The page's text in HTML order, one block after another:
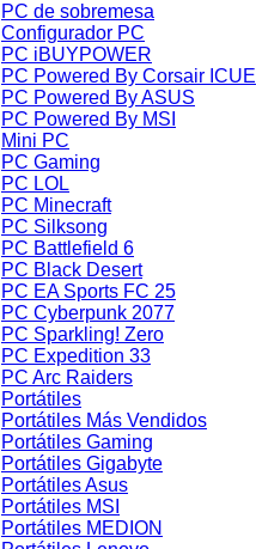
PC de sobremesa
Configurador PC
PC iBUYPOWER
PC Powered By Corsair ICUE
PC Powered By ASUS
PC Powered By MSI
Mini PC
PC Gaming
PC LOL
PC Minecraft
PC Silksong
PC Battlefield 6
PC Black Desert
PC EA Sports FC 25
PC Cyberpunk 2077
PC Sparkling! Zero
PC Expedition 33
PC Arc Raiders
Portátiles
Portátiles Más Vendidos
Portátiles Gaming
Portátiles Gigabyte
Portátiles Asus
Portátiles MSI
Portátiles MEDION